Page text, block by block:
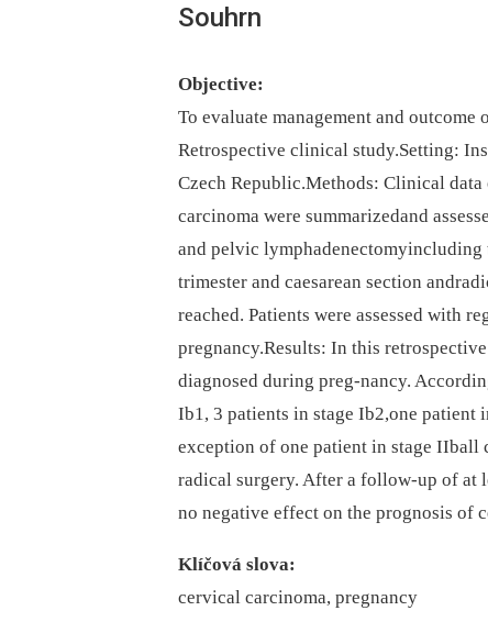
Souhrn
Objective:
To evaluate management and
Retrospective clinical study.Setting:
Czech Republic.Methods: Clinical
carcinoma were summarizedand
and pelvic
trimester and caesarean section
reached. Patients were assessed with
pregnancy.Results: In this
diagnosed during preg-nancy.
Ib1, 3 patients in stage Ib2,one patient
exception of one patient in stage IIball
radical surgery. After a follow-up of at
no negative effect on the prognosis of
Klíčová slova:
cervical carcinoma, pregnancy